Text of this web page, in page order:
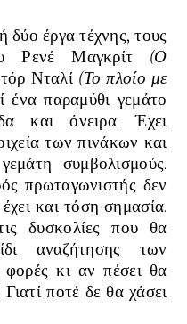
έργα τέχνης, τους
Ρενέ Μαγκρίτ (Ο
Νταλί (Το πλοίο με
ένα παραμύθι γεμάτο
και όνειρα. Έχει
των πινάκων και
συμβολισμούς.
πρωταγωνιστής δεν
και τόση σημασία.
δυσκολίες που θα
αναζήτησης των
κι αν πέσει θα
ποτέ δε θα χάσει